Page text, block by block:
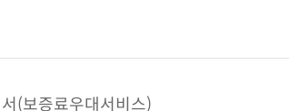
(보증료우대서비스)